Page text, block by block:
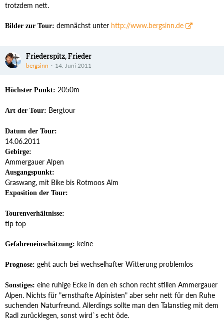
trotzdem nett.
Bilder zur Tour: demnächst unter http://www.bergsinn.de
Friederspitz, Frieder
bergsinn 14. Juni 2011
Höchster Punkt: 2050m
Art der Tour: Bergtour
Datum der Tour:
14.06.2011
Gebirge:
Ammergauer Alpen
Ausgangspunkt:
Graswang, mit Bike bis Rotmoos Alm
Exposition der Tour:
Tourenverhältnisse:
tip top
Gefahreneinschätzung: keine
Prognose: geht auch bei wechselhafter Witterung problemlos
Sonstiges: eine ruhige Ecke in den eh schon recht stillen Ammergauer
Alpen. Nichts für "ernsthafte Alpinisten" aber sehr nett für den Ruhe
suchenden Naturfreund. Allerdings sollte man den Talanstieg mit dem
Radl zurücklegen, sonst wird`s echt öde.